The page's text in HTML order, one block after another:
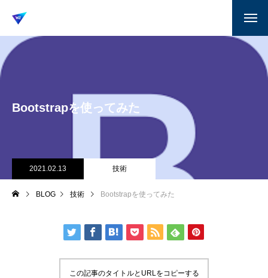
Bootstrapを使ってみた
2021.02.13 技術
BLOG 技術 Bootstrapを使ってみた
この記事のタイトルとURLをコピーする